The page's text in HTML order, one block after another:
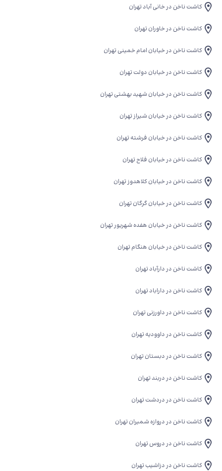
کاشت ناخن در خانی آباد تهران
کاشت ناخن در خاوران تهران
کاشت ناخن در خیابان امام خمینی تهران
کاشت ناخن در خیابان دولت تهران
کاشت ناخن در خیابان شهید بهشتی تهران
کاشت ناخن در خیابان شیراز تهران
کاشت ناخن در خیابان فرشته تهران
کاشت ناخن در خیابان فلاح تهران
کاشت ناخن در خیابان کلاهدوز تهران
کاشت ناخن در خیابان گرگان تهران
کاشت ناخن در خیابان هفده شهریور تهران
کاشت ناخن در خیابان هنگام تهران
کاشت ناخن در دارآباد تهران
کاشت ناخن در داراباد تهران
کاشت ناخن در داورزنی تهران
کاشت ناخن در داوودیه تهران
کاشت ناخن در دبستان تهران
کاشت ناخن در دربند تهران
کاشت ناخن در دردشت تهران
کاشت ناخن در دروازه شمیران تهران
کاشت ناخن در دروس تهران
کاشت ناخن در دزاشیب تهران